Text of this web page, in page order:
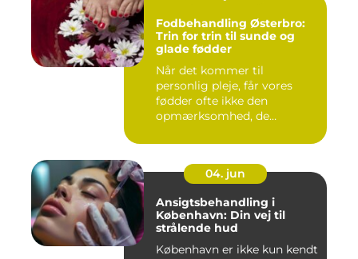
Fodbehandling Østerbro:
Trin for trin til sunde og
glade fødder
Når det kommer til
personlig pleje, får vores
fødder ofte ikke den
opmærksomhed, de
04. jun
Ansigtsbehandling i
København: Din vej til
strålende hud
København er ikke kun kendt